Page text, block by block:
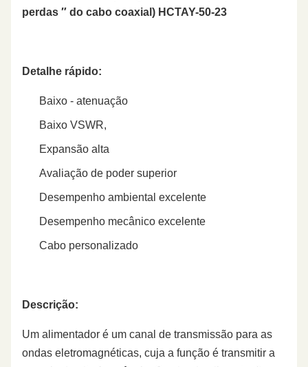
perdas ″ do cabo coaxial) HCTAY-50-23
Detalhe rápido:
Baixo - atenuação
Baixo VSWR,
Expansão alta
Avaliação de poder superior
Desempenho ambiental excelente
Desempenho mecânico excelente
Cabo personalizado
Descrição:
Um alimentador é um canal de transmissão para as
ondas eletromagnéticas, cuja a função é transmitir a